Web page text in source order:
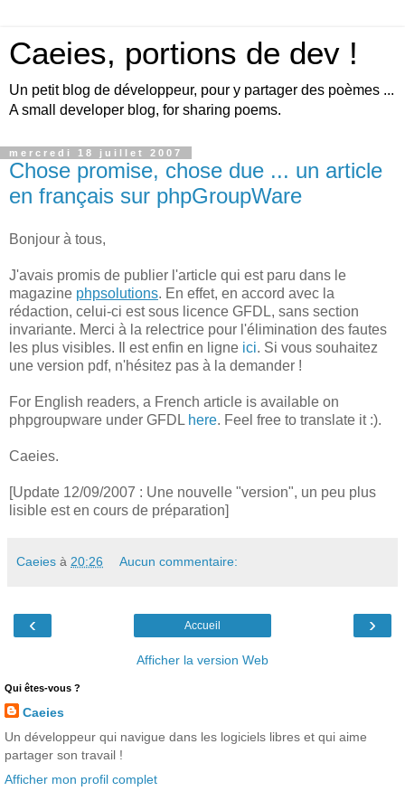
Caeies, portions de dev !
Un petit blog de développeur, pour y partager des poèmes ...
A small developer blog, for sharing poems.
mercredi 18 juillet 2007
Chose promise, chose due ... un article
en français sur phpGroupWare
Bonjour à tous,
J'avais promis de publier l'article qui est paru dans le
magazine phpsolutions. En effet, en accord avec la
rédaction, celui-ci est sous licence GFDL, sans section
invariante. Merci à la relectrice pour l'élimination des fautes
les plus visibles. Il est enfin en ligne ici. Si vous souhaitez
une version pdf, n'hésitez pas à la demander !
For English readers, a French article is available on
phpgroupware under GFDL here. Feel free to translate it :).
Caeies.
[Update 12/09/2007 : Une nouvelle "version", un peu plus
lisible est en cours de préparation]
Caeies à 20:26 Aucun commentaire:
‹ ›
Accueil
Afficher la version Web
Qui êtes-vous ?
Caeies
Un développeur qui navigue dans les logiciels libres et qui aime
partager son travail !
Afficher mon profil complet